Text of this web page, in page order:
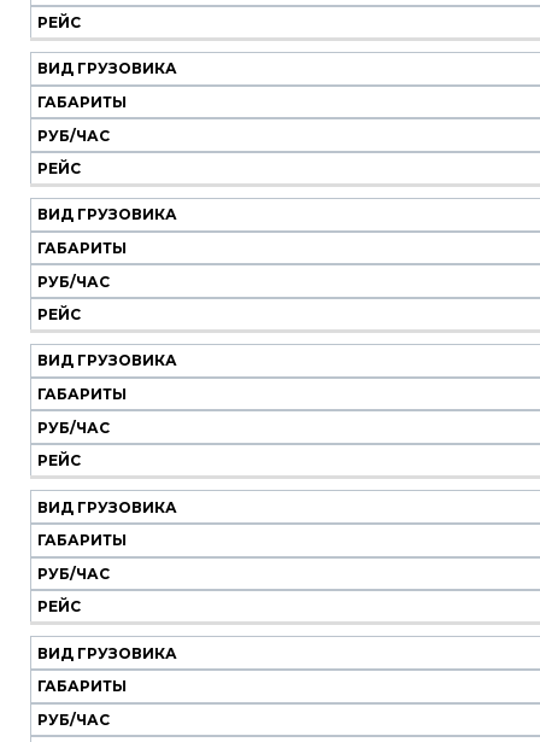
Вид
грузовика
Габариты
Руб/
час
Рейс
РЕЙС
ВИД ГРУЗОВИКА
ГАБАРИТЫ
РУБ/ЧАС
РЕЙС
ВИД ГРУЗОВИКА
ГАБАРИТЫ
РУБ/ЧАС
РЕЙС
ВИД ГРУЗОВИКА
ГАБАРИТЫ
РУБ/ЧАС
РЕЙС
ВИД ГРУЗОВИКА
ГАБАРИТЫ
РУБ/ЧАС
РЕЙС
ВИД ГРУЗОВИКА
ГАБАРИТЫ
РУБ/ЧАС